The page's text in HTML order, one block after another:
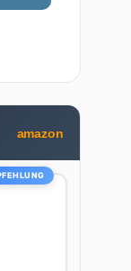
Hut
am
amazon